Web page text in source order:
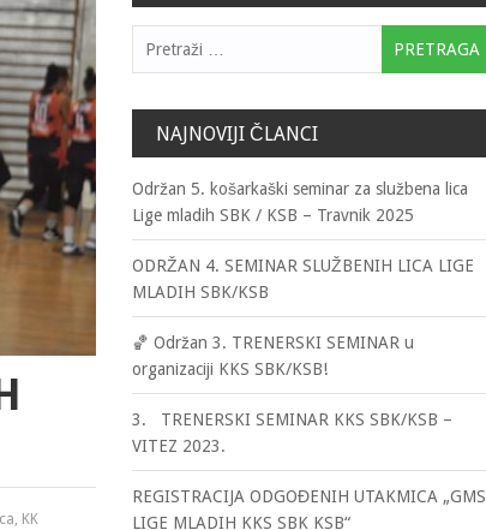
, KK
NAJNOVIJI ČLANCI
Održan 5. košarkaški seminar za službena lica
Lige mladih SBK / KSB – Travnik 2025
ODRŽAN 4. SEMINAR SLUŽBENIH LICA LIGE
MLADIH SBK/KSB
🏀 Održan 3. TRENERSKI SEMINAR u
organizaciji KKS SBK/KSB!
3. TRENERSKI SEMINAR KKS SBK/KSB –
VITEZ 2023.
REGISTRACIJA ODGOĐENIH UTAKMICA „GMS
LIGE MLADIH KKS SBK KSB“